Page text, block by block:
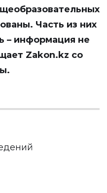
Часть из них
– информация не
Zakon.kz со